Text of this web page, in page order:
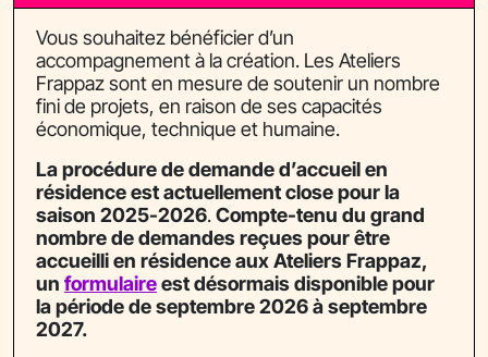
Vous souhaitez bénéficier d’un
accompagnement à la création. Les Ateliers
Frappaz sont en mesure de soutenir un nombre
fini de projets, en raison de ses capacités
économique, technique et humaine.
La procédure de demande d’accueil en
résidence est actuellement close pour la
saison 2025-2026.Compte-tenu du grand
nombre de demandes reçues pour être
accueilli en résidence aux Ateliers Frappaz,
un formulaireest désormais disponible pour
la période de septembre 2026 à septembre
2027.